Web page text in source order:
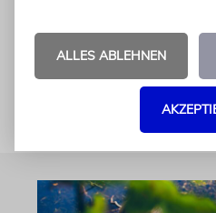
Aufgezeichnet von
ALLES ABLEHNEN